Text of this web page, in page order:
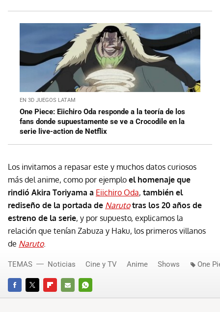
EN 3D JUEGOS LATAM
One Piece: Eiichiro Oda responde a la teoría de los
fans donde supuestamente se ve a Crocodile en la
serie live-action de Netflix
Los invitamos a repasar este y muchos datos curiosos
más del anime, como por ejemplo el homenaje que
rindió Akira Toriyama a Eiichiro Oda, también el
rediseño de la portada de Naruto tras los 20 años de
estreno de la serie, y por supuesto, explicamos la
relación que tenían Zabuza y Haku, los primeros villanos
de Naruto.
FACEBOOKTWITTERFLIPBOARD
E-
WHATSAPP
TEMAS Noticias Cine y TV Anime Shows One